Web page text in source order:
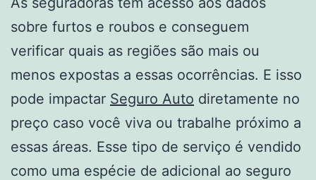
sobre furtos e roubos e conseguem
verificar quais as regiões são mais ou
menos expostas a essas ocorrências. E isso
pode impactar Seguro Auto diretamente no
preço caso você viva ou trabalhe próximo a
essas áreas. Esse tipo de serviço é vendido
como uma espécie de adicional ao seguro